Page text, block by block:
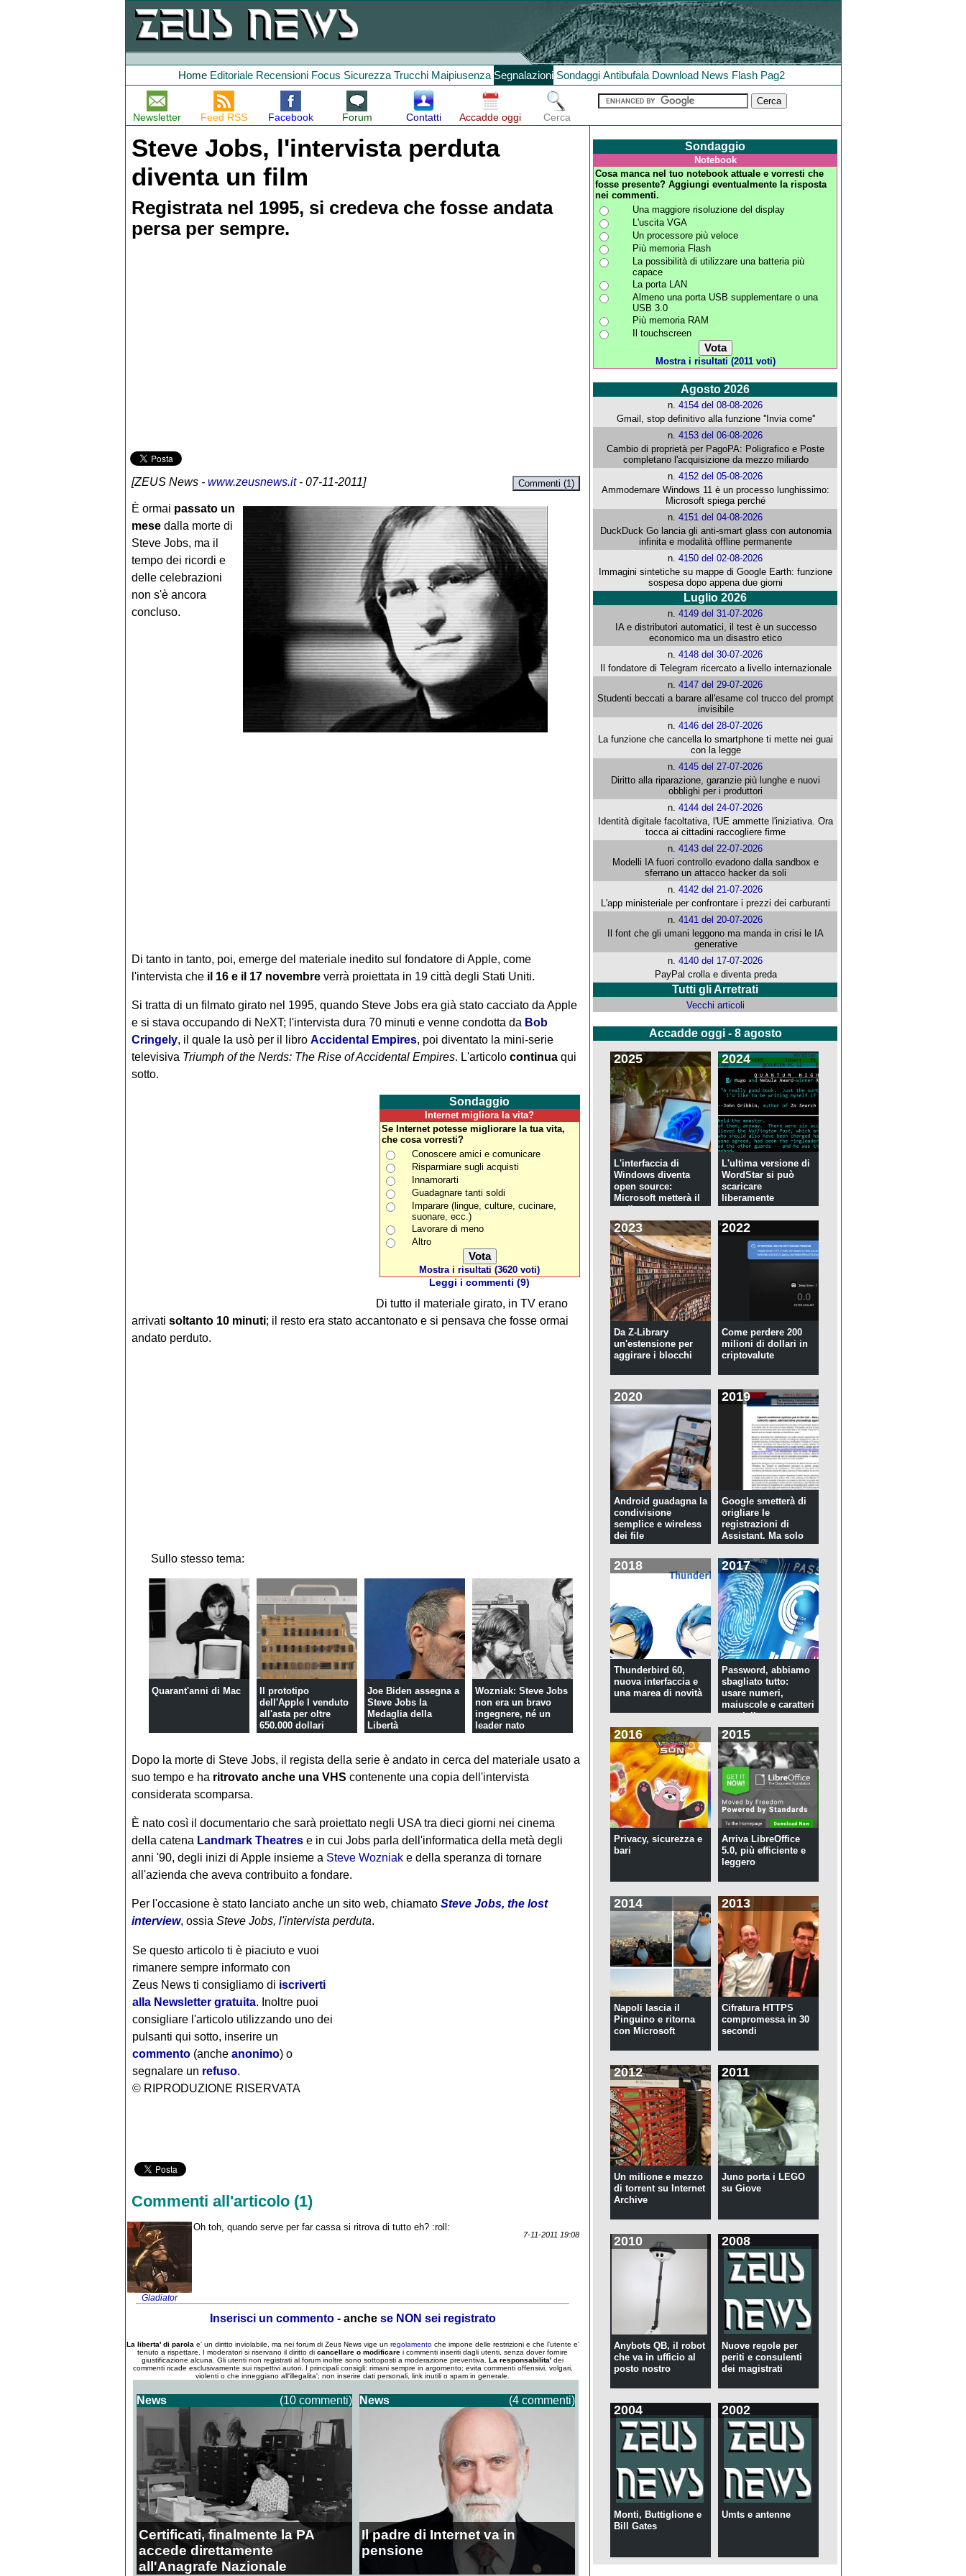
Home Editoriale Recensioni Focus Sicurezza Trucchi Maipiusenza Segnalazioni Sondaggi Antibufala Download News Flash Pag2
Newsletter Feed RSS Facebook Forum Contatti Accadde oggi Cerca
Steve Jobs, l'intervista perduta
diventa un film
Registrata nel 1995, si credeva che fosse andata
persa per sempre.
[ZEUS News- www.zeusnews.it- 07-11-2011] Commenti (1)
È ormai passato un
mesedalla morte di
Steve Jobs, ma il
tempo dei ricordi e
delle celebrazioni
non s'è ancora
concluso.
Di tanto in tanto, poi, emerge del materiale inedito sul fondatore di Apple, come
l'intervista che il 16 e il 17 novembreverrà proiettata in 19 città degli Stati Uniti.
Si tratta di un filmato girato nel 1995, quando Steve Jobs era già stato cacciato da Apple
e si stava occupando di NeXT; l'intervista dura 70 minuti e venne condotta da Bob
Cringely, il quale la usò per il libro Accidental Empires, poi diventato la mini-serie
televisiva Triumph of the Nerds: The Rise of Accidental Empires. L'articolo continuaqui
sotto.
Sondaggio
Internet migliora la vita?
Se Internet potesse migliorare la tua vita,
che cosa vorresti?
Conoscere amici e comunicare
Risparmiare sugli acquisti
Innamorarti
Guadagnare tanti soldi
Imparare (lingue, culture, cucinare,
suonare, ecc.)
Lavorare di meno
Altro
Mostra i risultati (3620 voti)
Leggi i commenti (9)
Di tutto il materiale girato, in TV erano
arrivati soltanto 10 minuti; il resto era stato accantonato e si pensava che fosse ormai
andato perduto.
Sullo stesso tema:
Quarant'anni di Mac
Il prototipo
dell'Apple I venduto
all'asta per oltre
650.000 dollari
Joe Biden assegna a
Steve Jobs la
Medaglia della
Libertà
Wozniak: Steve Jobs
non era un bravo
ingegnere, né un
leader nato
Dopo la morte di Steve Jobs, il regista della serie è andato in cerca del materiale usato a
suo tempo e ha ritrovato anche una VHS contenente una copia dell'intervista
considerata scomparsa.
È nato così il documentario che sarà proiettato negli USA tra dieci giorni nei cinema
della catena Landmark Theatrese in cui Jobs parla dell'informatica della metà degli
anni '90, degli inizi di Apple insieme a Steve Wozniake della speranza di tornare
all'azienda che aveva contribuito a fondare.
Per l'occasione è stato lanciato anche un sito web, chiamato Steve Jobs, the lost
interview, ossia Steve Jobs, l'intervista perduta.
Se questo articolo ti è piaciuto e vuoi
rimanere sempre informato con
Zeus News ti consigliamo di iscriverti
alla Newsletter gratuita. Inoltre puoi
consigliare l'articolo utilizzando uno dei
pulsanti qui sotto, inserire un
commento(anche anonimo) o
segnalare un refuso.
© RIPRODUZIONE RISERVATA
Commenti all'articolo (1)
Gladiator
Oh toh, quando serve per far cassa si ritrova di tutto eh? :roll:
7-11-2011 19:08
Inserisci un commento- anche se NON sei registrato
La liberta' di parola e' un diritto inviolabile, ma nei forum di Zeus News vige un regolamentoche impone delle restrizioni e che l'utente e'
tenuto a rispettare. I moderatori si riservano il diritto di cancellare o modificare i commenti inseriti dagli utenti, senza dover fornire
giustificazione alcuna. Gli utenti non registrati al forum inoltre sono sottoposti a moderazione preventiva. La responsabilita' dei
commenti ricade esclusivamente sui rispettivi autori. I principali consigli: rimani sempre in argomento; evita commenti offensivi, volgari,
violenti o che inneggiano all'illegalita'; non inserire dati personali, link inutili o spam in generale.
News (10 commenti)
Certificati, finalmente la PA
accede direttamente
all'Anagrafe Nazionale
News (4 commenti)
Il padre di Internet va in
pensione
Sondaggio
Notebook
Cosa manca nel tuo notebook attuale e vorresti che
fosse presente? Aggiungi eventualmente la risposta
nei commenti.
Una maggiore risoluzione del display
L'uscita VGA
Un processore più veloce
Più memoria Flash
La possibilità di utilizzare una batteria più
capace
La porta LAN
Almeno una porta USB supplementare o una
USB 3.0
Più memoria RAM
Il touchscreen
Mostra i risultati (2011 voti)
Agosto 2026
n.4154 del 08-08-2026
Gmail, stop definitivo alla funzione ''Invia come''
n.4153 del 06-08-2026
Cambio di proprietà per PagoPA: Poligrafico e Poste
completano l'acquisizione da mezzo miliardo
n.4152 del 05-08-2026
Ammodernare Windows 11 è un processo lunghissimo:
Microsoft spiega perché
n.4151 del 04-08-2026
DuckDuck Go lancia gli anti-smart glass con autonomia
infinita e modalità offline permanente
n.4150 del 02-08-2026
Immagini sintetiche su mappe di Google Earth: funzione
sospesa dopo appena due giorni
Luglio 2026
n.4149 del 31-07-2026
IA e distributori automatici, il test è un successo
economico ma un disastro etico
n.4148 del 30-07-2026
Il fondatore di Telegram ricercato a livello internazionale
n.4147 del 29-07-2026
Studenti beccati a barare all'esame col trucco del prompt
invisibile
n.4146 del 28-07-2026
La funzione che cancella lo smartphone ti mette nei guai
con la legge
n.4145 del 27-07-2026
Diritto alla riparazione, garanzie più lunghe e nuovi
obblighi per i produttori
n.4144 del 24-07-2026
Identità digitale facoltativa, l'UE ammette l'iniziativa. Ora
tocca ai cittadini raccogliere firme
n.4143 del 22-07-2026
Modelli IA fuori controllo evadono dalla sandbox e
sferrano un attacco hacker da soli
n.4142 del 21-07-2026
L'app ministeriale per confrontare i prezzi dei carburanti
n.4141 del 20-07-2026
Il font che gli umani leggono ma manda in crisi le IA
generative
n.4140 del 17-07-2026
PayPal crolla e diventa preda
Tutti gli Arretrati
Vecchi articoli
Accadde oggi - 8 agosto
2025
L'interfaccia di
Windows diventa
open source:
Microsoft metterà il
codi...
2024
L'ultima versione di
WordStar si può
scaricare
liberamente
2023
Da Z-Library
un'estensione per
aggirare i blocchi
2022
Come perdere 200
milioni di dollari in
criptovalute
2020
Android guadagna la
condivisione
semplice e wireless
dei file
2019
Google smetterà di
origliare le
registrazioni di
Assistant. Ma solo
per tre...
2018
Thunderbird 60,
nuova interfaccia e
una marea di novità
2017
Password, abbiamo
sbagliato tutto:
usare numeri,
maiuscole e caratteri
speciali ...
2016
Privacy, sicurezza e
bari
2015
Arriva LibreOffice
5.0, più efficiente e
leggero
2014
Napoli lascia il
Pinguino e ritorna
con Microsoft
2013
Cifratura HTTPS
compromessa in 30
secondi
2012
Un milione e mezzo
di torrent su Internet
Archive
2011
Juno porta i LEGO
su Giove
2010
Anybots QB, il robot
che va in ufficio al
posto nostro
2008
Nuove regole per
periti e consulenti
dei magistrati
2004
Monti, Buttiglione e
Bill Gates
2002
Umts e antenne